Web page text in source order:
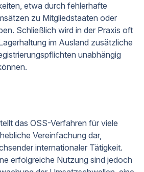
etwa durch fehlerhafte
zu Mitgliedstaaten oder
Schließlich wird in der Praxis oft
im Ausland zusätzliche
unabhängig
das OSS-Verfahren für viele
Vereinfachung dar,
internationaler Tätigkeit.
erfolgreiche Nutzung sind jedoch